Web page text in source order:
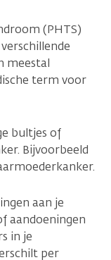
(PHTS)
meestal
term voor
bultjes of
Bijvoorbeeld
aan je
aandoeningen
in je
per